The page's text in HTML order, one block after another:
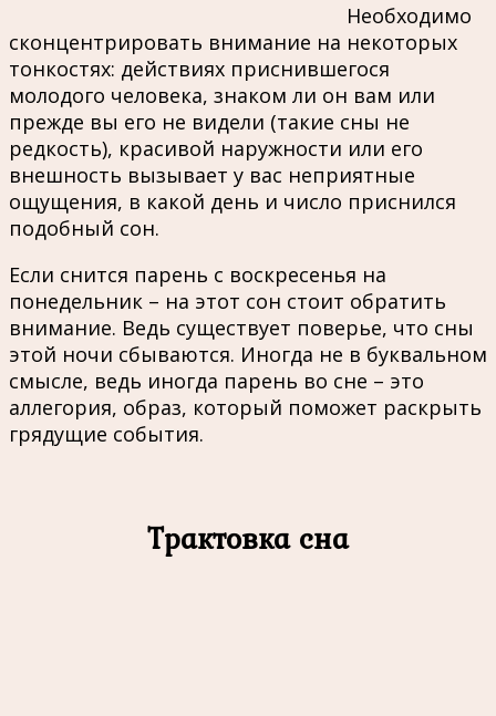
Необходимо
сконцентрировать внимание на некоторых
тонкостях: действиях приснившегося
молодого человека, знаком ли он вам или
прежде вы его не видели (такие сны не
редкость), красивой наружности или его
внешность вызывает у вас неприятные
ощущения, в какой день и число приснился
подобный сон.
Если снится парень с воскресенья на
понедельник – на этот сон стоит обратить
внимание. Ведь существует поверье, что сны
этой ночи сбываются. Иногда не в буквальном
смысле, ведь иногда парень во сне – это
аллегория, образ, который поможет раскрыть
грядущие события.
Трактовка сна